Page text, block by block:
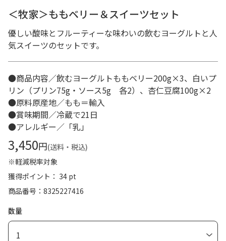
＜牧家＞ももベリー＆スイーツセット
優しい酸味とフルーティーな味わいの飲むヨーグルトと人
気スイーツのセットです。
●商品内容／飲むヨーグルトももベリー200g×3、白いプ
リン（プリン75g・ソース5g 各2）、杏仁豆腐100g×2
●原料原産地／もも＝輸入
●賞味期間／冷蔵で21日
●アレルギー／「乳」
3,450円(送料・税込)
※軽減税率対象
獲得ポイント： 34 pt
商品番号
8325227416
数量
1